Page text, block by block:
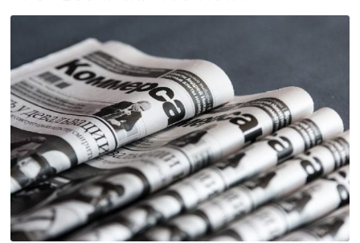
ПРОФЕССИИ ЖУРНАЛИСТА»